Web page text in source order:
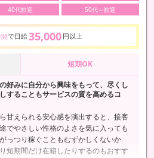
40代歓迎 50代～歓迎
で日給35,000 円以上
短期OK
好みに自分から興味をもって、尽くし
することもサービスの質を高めるコ
甘えられる安心感を演出すると、接客
でやさしい性格のよさを気に入っても
っつり稼ぐこともむずかしくないか
短期間だけ在籍したりするのもおすす